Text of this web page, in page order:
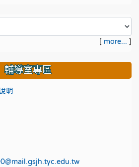
[ more... ]
輔導室專區
明